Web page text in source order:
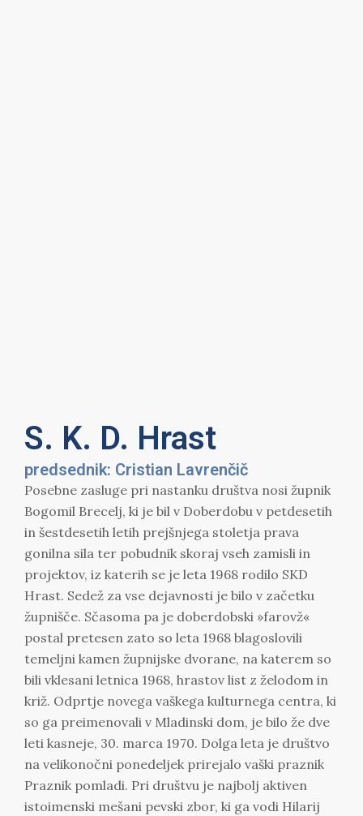
S. K. D. Hrast
predsednik: Cristian Lavrenčič
Posebne zasluge pri nastanku društva nosi župnik
Bogomil Brecelj, ki je bil v Doberdobu v petdesetih
in šestdesetih letih prejšnjega stoletja prava
gonilna sila ter pobudnik skoraj vseh zamisli in
projektov, iz katerih se je leta 1968 rodilo SKD
Hrast. Sedež za vse dejavnosti je bilo v začetku
župnišče. Sčasoma pa je doberdobski »farovž«
postal pretesen zato so leta 1968 blagoslovili
temeljni kamen župnijske dvorane, na katerem so
bili vklesani letnica 1968, hrastov list z želodom in
križ. Odprtje novega vaškega kulturnega centra, ki
so ga preimenovali v Mladinski dom, je bilo že dve
leti kasneje, 30. marca 1970. Dolga leta je društvo
na velikonočni ponedeljek prirejalo vaški praznik
Praznik pomladi. Pri društvu je najbolj aktiven
istoimenski mešani pevski zbor, ki ga vodi Hilarij